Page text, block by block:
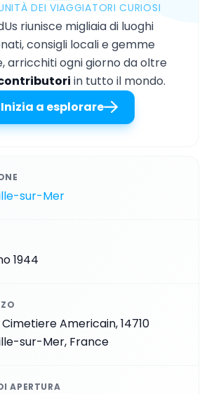
DEI VIAGGIATORI CURIOSI
riunisce migliaia di luoghi
consigli locali e gemme
arricchiti ogni giorno da oltre
in tutto il mondo.
Inizia a esplorare
sur-Mer
1944
Americain, 14710
sur-Mer, France
APERTURA